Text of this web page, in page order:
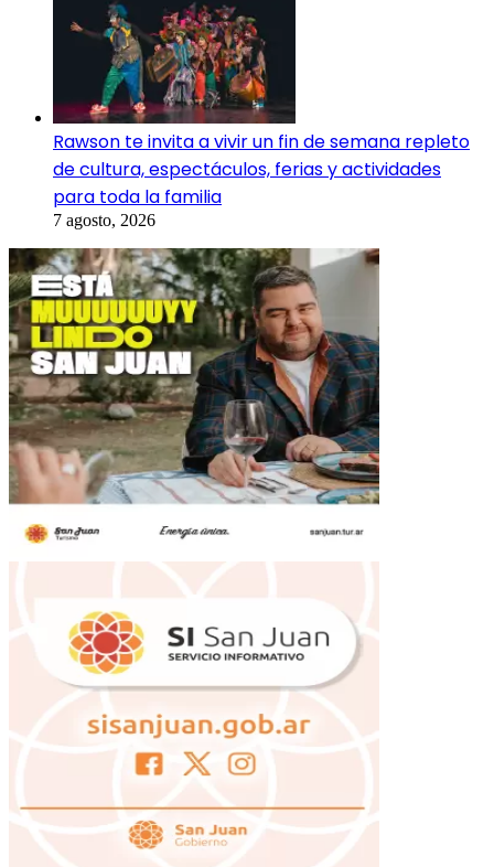
Rawson te invita a vivir un fin de semana repleto
de cultura, espectáculos, ferias y actividades
para toda la familia
7 agosto, 2026